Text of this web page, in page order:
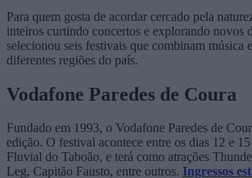
Para quem gosta de acordar cercado pela
inteiros curtindo concertos e explorando novos
selecionou seis festivais que combinam música e
diferentes regiões do país.
Vodafone Paredes de Coura
Fundado em 1993, o Vodafone Paredes de
edição. O festival acontece entre os dias 12 e
Fluvial do Taboão, e terá como atrações
Leg, Capitão Fausto, entre outros. Ingressos